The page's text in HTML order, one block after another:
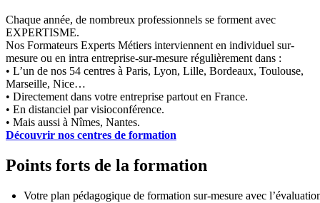
Chaque année, de nombreux professionnels se forment avec
EXPERTISME.
Nos Formateurs Experts Métiers interviennent en individuel sur-
mesure ou en intra entreprise-sur-mesure régulièrement dans :
• L’un de nos 54 centres à Paris, Lyon, Lille, Bordeaux, Toulouse,
Marseille, Nice…
• Directement dans votre entreprise partout en France.
• En distanciel par visioconférence.
• Mais aussi à Nîmes, Nantes.
Découvrir nos centres de formation
Points forts de la formation
Votre plan pédagogique de formation sur-mesure avec